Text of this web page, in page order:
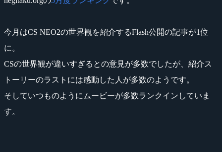
今月はCS NEO2の世界観を紹介するFlash公開の記事が1位
に。
CSの世界観が違いすぎるとの意見が多数でしたが、紹介ス
トーリーのラストには感動した人が多数のようです。
そしていつものようにムービーが多数ランクインしていま
す。